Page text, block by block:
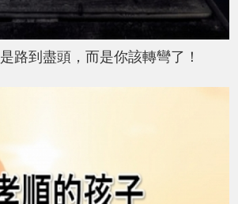
路到盡頭，而是你該轉彎了！